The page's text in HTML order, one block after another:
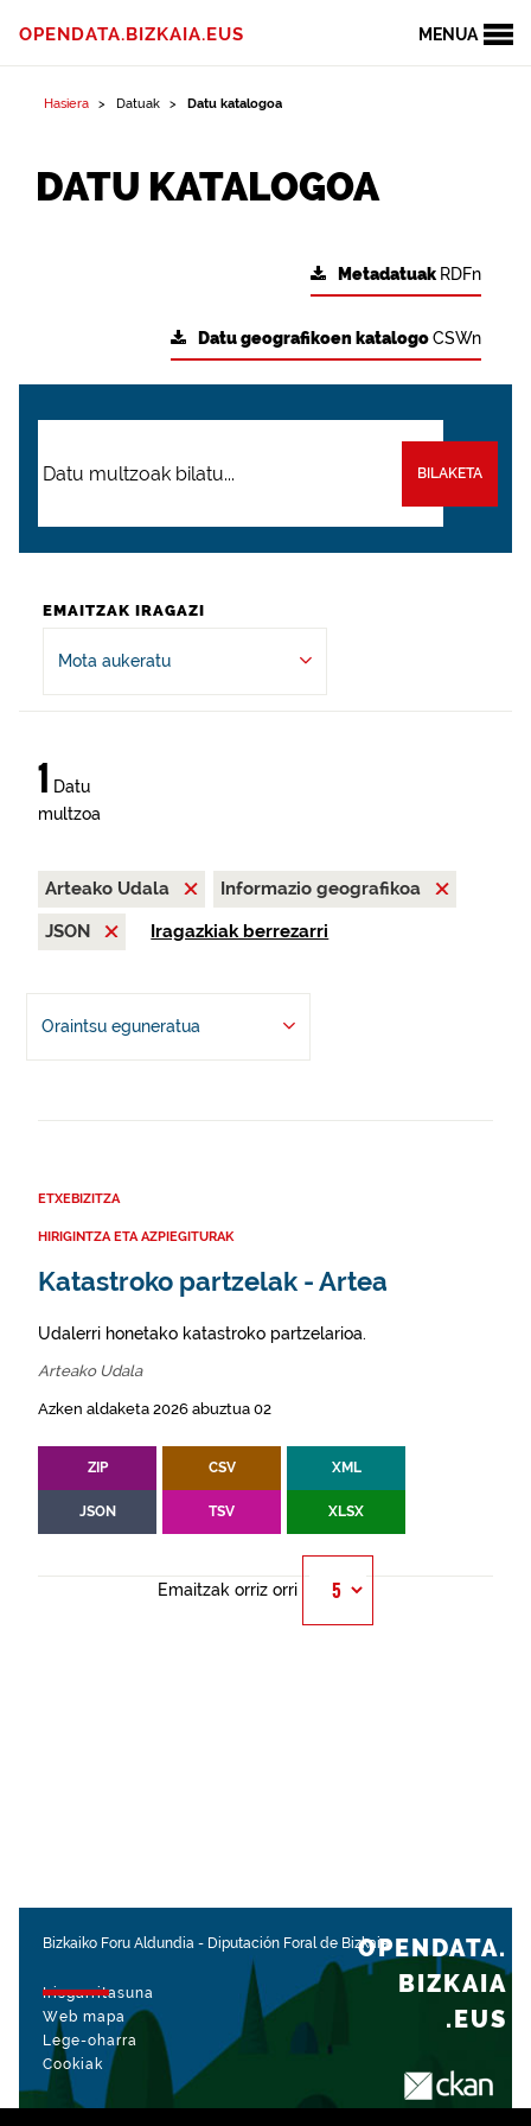
MENUA
OPENDATA.BIZKAIA.EUS
Hasiera Datuak Datu katalogoa
DATU KATALOGOA
Metadatuak RDFn
Datu geografikoen katalogoCSWn
BILAKETA
EMAITZAK IRAGAZI
Mota aukeratu
1 Datu
multzoa
Arteako Udala
Informazio geografikoa
JSON
Iragazkiak berrezarri
Oraintsu eguneratua
ETXEBIZITZA
HIRIGINTZA ETA AZPIEGITURAK
Katastroko partzelak - Artea
Udalerri honetako katastroko partzelarioa.
Arteako Udala
Azken aldaketa 2026 abuztua 02
ZIP CSV XML
JSON TSV XLSX
Emaitzak orriz orri
Bizkaiko Foru Aldundia - Diputación Foral de Bizkaia
Irisgarritasuna
Web mapa
Lege-oharra
Cookiak
OPENDATA.
BIZKAIA
.EUS